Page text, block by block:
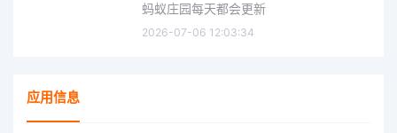
蚂蚁庄园每天都会更新
2026-07-06 12:03:34
应用信息